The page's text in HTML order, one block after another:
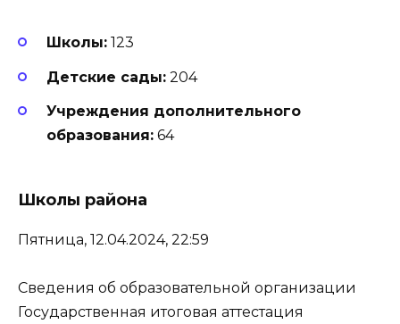
Школы: 123
Детские сады: 204
Учреждения дополнительного
образования: 64
Школы района
Пятница, 12.04.2024, 22:59
Сведения об образовательной организации
Государственная итоговая аттестация